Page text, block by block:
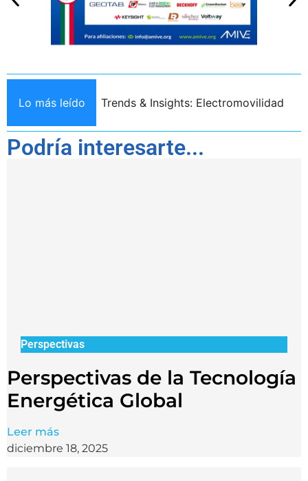
Lo más leído Trends & Insights: Electromovilidad
Podría interesarte...
Perspectivas
Perspectivas de la Tecnología
Energética Global
Leer más
diciembre 18, 2025